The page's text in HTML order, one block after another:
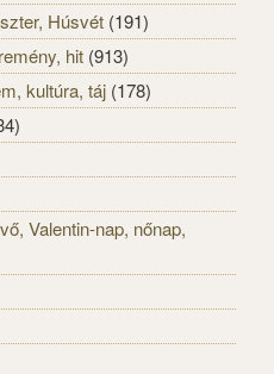
Húsvét (191)
hit (913)
kultúra, táj (178)
Valentin-nap, nőnap,